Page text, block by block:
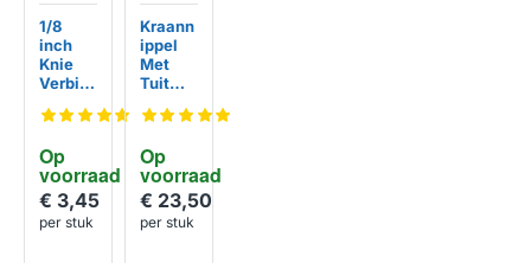
HUISMERK
Op
voorraad
1/8
inch
Knie
Verbin
€ 3,45
per stuk
HUISMERK
Op
voorraad
Kraann
ippel
Met
Tuit
g
f
€ 23,50
per stuk